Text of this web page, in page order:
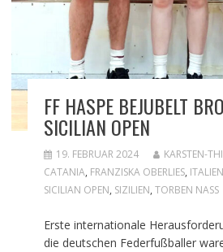
FF HASPE BEJUBELT
SICILIAN OPEN
19. FEBRUAR 2024
KARSTEN-
CATANIA, FRANZISKA OBERLIES, ITALIEN
SICILIAN OPEN, SIZILIEN, TORBEN NASS
Erste internationale
die deutschen Federfußballer